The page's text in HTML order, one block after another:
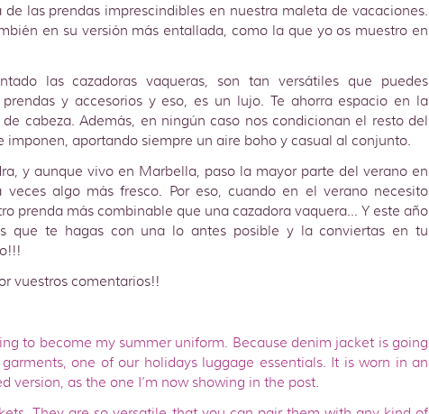
las prendas imprescindibles en nuestra maleta de vacaciones.
en su versión más entallada, como la que yo os muestro en
las cazadoras vaqueras, son tan versátiles que puedes
y accesorios y eso, es un lujo. Te ahorra espacio en la
cabeza. Además, en ningún caso nos condicionan el resto del
imponen, aportando siempre un aire boho y casual al conjunto.
y aunque vivo en Marbella, paso la mayor parte del verano en
algo más fresco. Por eso, cuando en el verano necesito
prenda más combinable que una cazadora vaquera… Y este año
que te hagas con una lo antes posible y la conviertas en tu
vuestros comentarios!!
to become my summer uniform. Because denim jacket is going
one of our holidays luggage essentials. It is worn in an
version, as the one I’m now showing in the post.